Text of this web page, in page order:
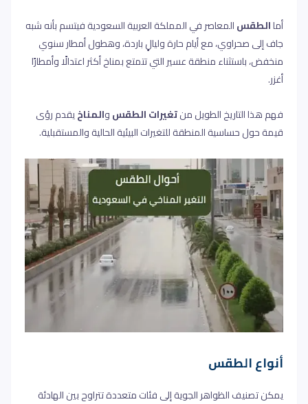
أماالطقسالمعاصر في المملكة العربية السعودية فيتسم بأنه شبه
جاف إلى صحراوي، مع أيام حارة وليالٍ باردة، وهطول أمطار سنوي
منخفض، باستثناء منطقة عسير التي تتمتع بمناخ أكثر اعتدالًا وأمطارًا
أغزر.
فهم هذا التاريخ الطويل منتغيراتالطقسوالمناخيقدم رؤى
قيمة حول حساسية المنطقة للتغيرات البيئية الحالية والمستقبلية.
أنواع الطقس
يمكن تصنيف الظواهر الجوية إلى فئات متعددة تتراوح بين الهادئة